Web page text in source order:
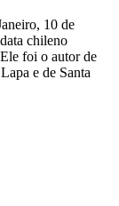
10 de
chileno
foi o autor de
e de Santa